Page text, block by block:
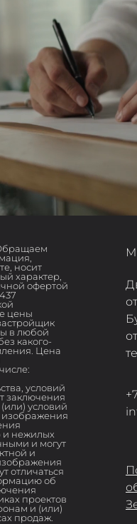
носит
характер,
офертой
цены
в любой
какого-
Цена
условий
заключения
условий
изображения
и нежилых
и могут
и
отличаться
об
проектов
и (или)
продаж.